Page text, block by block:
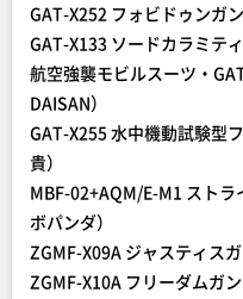
GAT-X252 フォビドゥンガ
GAT-X133 ソードカラミテ
航空強襲モビルスーツ・
DAISAN）
GAT-X255 水中機動試験型
貴）
MBF-02+AQM/E-M1 スト
ボパンダ）
ZGMF-X09A ジャスティス
ZGMF-X10A フリーダムガ